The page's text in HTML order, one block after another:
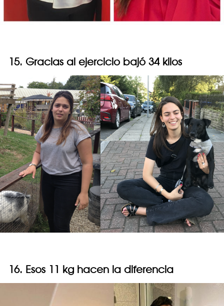
15. Gracias al ejercicio bajó 34 kilos
16. Esos 11 kg hacen la diferencia